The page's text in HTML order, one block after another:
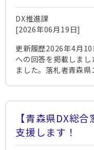
DX推進課
[2026年06月19日]
更新履歴2026年4月
への回答を掲載しま
ました。落札者青森
【青森県DX総
支援します！